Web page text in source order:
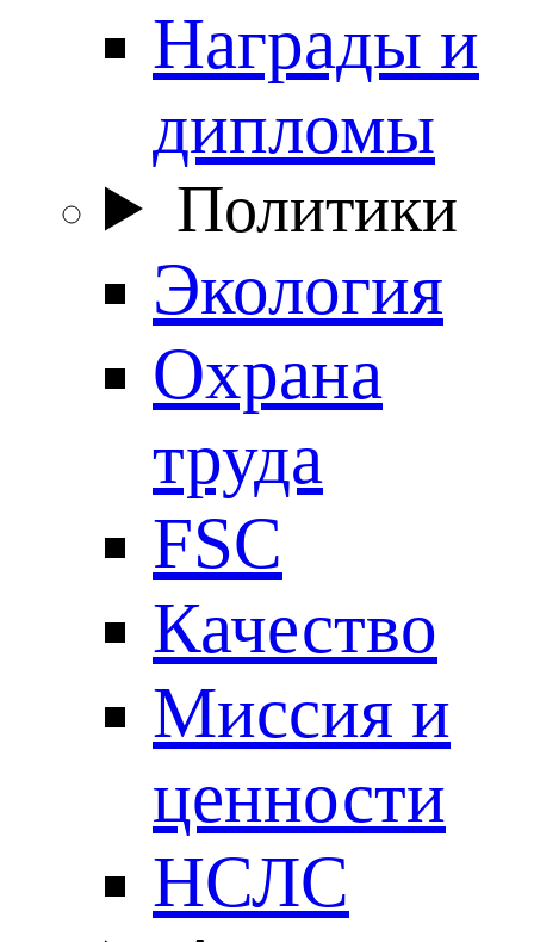
Награды и
дипломы
Политики
Экология
Охрана
труда
FSC
Качество
Миссия и
ценности
НСЛС